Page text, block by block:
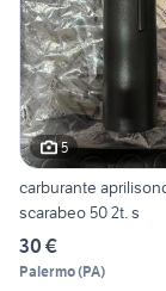
5
carburante
scarabeo 50 2t. s
30 €
Palermo(PA)